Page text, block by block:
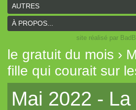
Titan&Fils 2020
Paysages
Histoires de la Montagne couronnée
Tout aléatoire pour IPP (Coeurs
Artemis (N.YX)
AUTRES
À PROPOS...
site réalisé par
le gratuit du mois ›
fille qui courait sur
Mai 2022 -